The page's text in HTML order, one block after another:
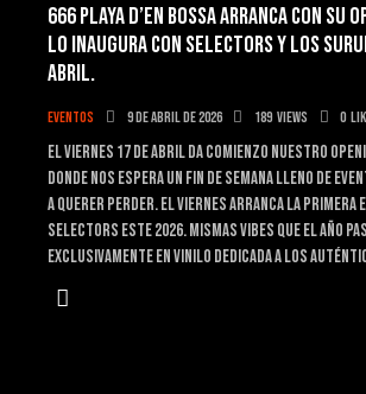
666 PLAYA D’EN BOSSA ARRANCA CON SU
LO INAUGURA CON SELECTORS Y LOS
ABRIL.
Eventos 9 de abril de 2026 189 Views 0
El viernes 17 de abril da comienzo nuestro
donde nos espera un fin de semana lleno de
a querer perder. El viernes arranca la primera
selectors este 2026. Mismas vibes que el año
exclusivamente en vinilo dedicada a los